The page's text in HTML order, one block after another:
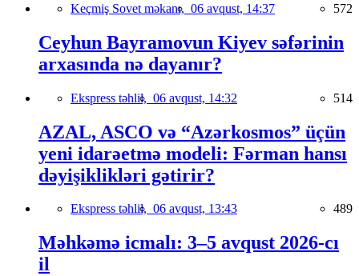
Keçmiş Sovet məkanı, 06 avqust, 14:37 572
Ceyhun Bayramovun Kiyev səfərinin
arxasında nə dayanır?
Ekspress təhlil, 06 avqust, 14:32 514
AZAL, ASCO və “Azərkosmos” üçün
yeni idarəetmə modeli: Fərman hansı
dəyişiklikləri gətirir?
Ekspress təhlil, 06 avqust, 13:43 489
Məhkəmə icmalı: 3–5 avqust 2026-cı
il